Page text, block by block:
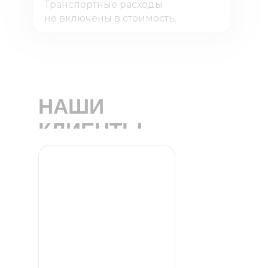
Транспортные расходы
не включены в стоимость.
НАШИ
КЛИЕНТЫ